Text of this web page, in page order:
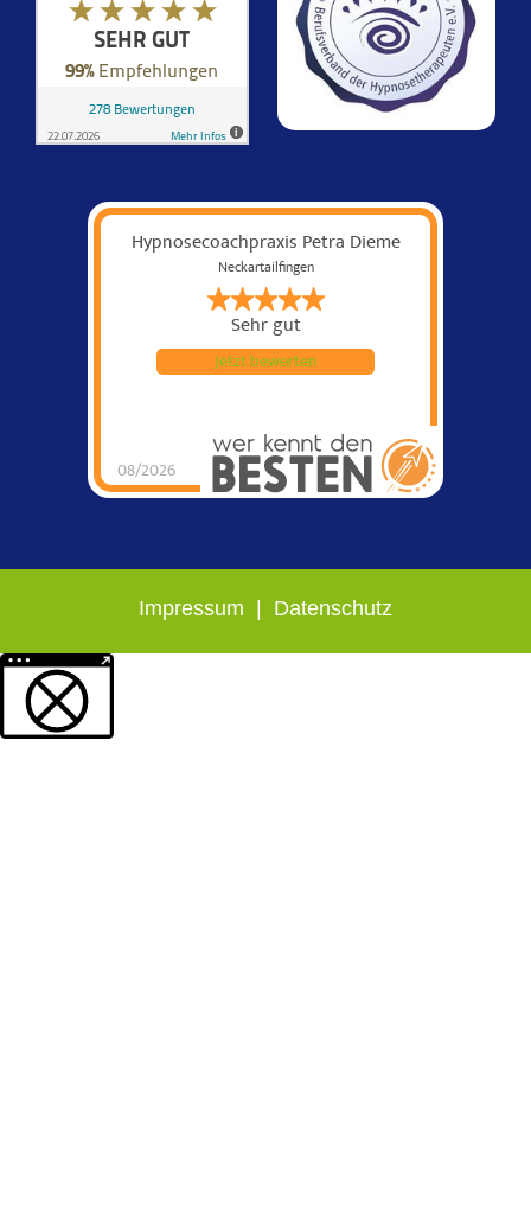
Hypnosecoachpraxis Petra Dieme
Neckartailfingen
Sehr gut
08/2026
Jetzt bewerten
Impressum | Datenschutz
Weitere Informationen über den gesperrten Inhalt.